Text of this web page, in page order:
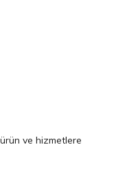
ve hizmetlere